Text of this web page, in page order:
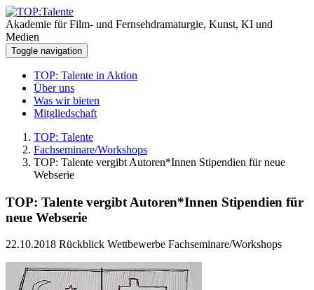
Akademie für Film- und Fernsehdramaturgie, Kunst, KI und
Medien
Toggle navigation
TOP: Talente in Aktion
Über uns
Was wir bieten
Mitgliedschaft
TOP: Talente
Fachseminare/Workshops
TOP: Talente vergibt Autoren*Innen Stipendien für neue
Webserie
TOP: Talente vergibt Autoren*Innen Stipendien für
neue Webserie
22.10.2018 Rückblick Wettbewerbe Fachseminare/Workshops